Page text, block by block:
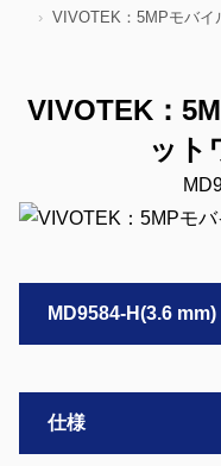
VIVOTEK：5MPモバイ
VIVOTEK：
ット
MD9584-H(3.6 mm)
仕様